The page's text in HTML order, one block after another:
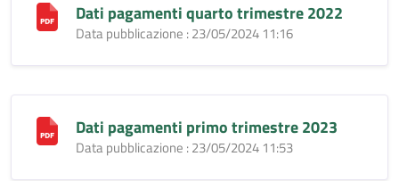
Dati pagamenti quarto trimestre 2022
Data pubblicazione : 23/05/2024 11:16
Dati pagamenti primo trimestre 2023
Data pubblicazione : 23/05/2024 11:53